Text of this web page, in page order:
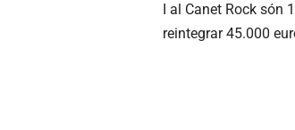
I al Canet Rock són
reintegrar 45.000